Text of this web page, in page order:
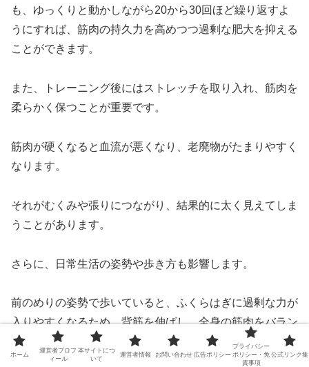
も、ゆっくりと動かしながら20から30回ほど繰り返すよ
うにすれば、筋肉の持久力を高めつつ過剰な肥大を抑える
ことができます。
また、トレーニング後にはストレッチを取り入れ、筋肉を
柔らかく保つことが重要です。
筋肉が硬くなると血流が悪くなり、老廃物がたまりやすく
なります。
それがむくみや張りにつながり、結果的に太く見えてしま
うことがあります。
さらに、日常生活の姿勢や歩き方も影響します。
前のめりの姿勢で歩いていると、ふくらはぎに過剰な力が
入りやすくなるため、背筋を伸ばし、全身の筋肉をバラン
スよく使うことを意識してみましょう。
ホーム
運営者プロフ
ィール
本サイトにつ
いて
運営者情報 お問い合わせ 広告ポリシー
プライバシー
ポリシー・免
責事項
公式リンク集